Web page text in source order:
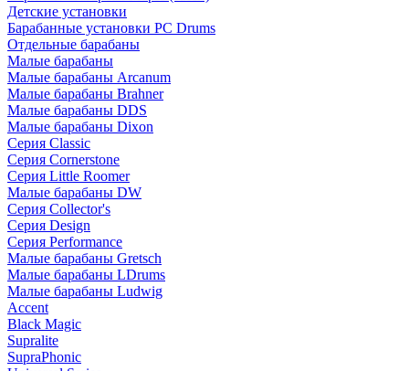
Детские установки
Барабанные установки PC Drums
Отдельные барабаны
Малые барабаны
Малые барабаны Arcanum
Малые барабаны Brahner
Малые барабаны DDS
Малые барабаны Dixon
Серия Classic
Серия Cornerstone
Серия Little Roomer
Малые барабаны DW
Серия Collector's
Серия Design
Серия Performance
Малые барабаны Gretsch
Малые барабаны LDrums
Малые барабаны Ludwig
Accent
Black Magic
Supralite
SupraPhonic